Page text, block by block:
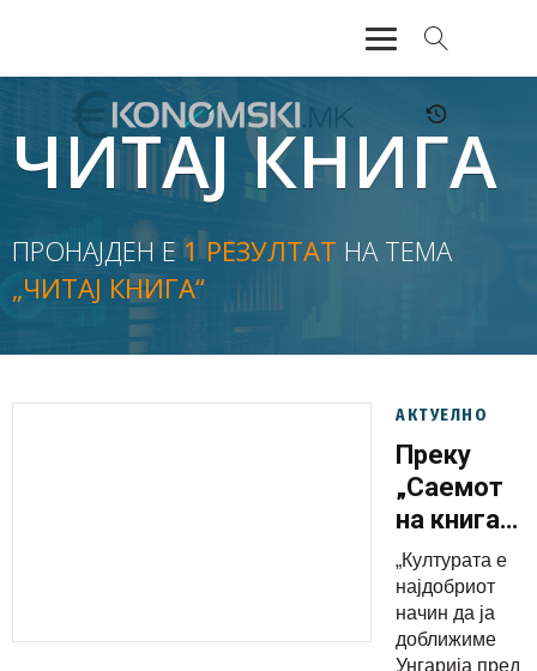
АКТУЕЛНО
ЕКОНОМИЈА
ФИНАНСИИ
БАНКАРСТВО
ЖИВОТ
ЧИТАЈ КНИГА
ПРОНАЈДЕН Е1 РЕЗУЛТАТ НА ТЕМА
„ЧИТАЈ КНИГА“
АКТУЕЛНО
Преку
„Саемот
на книга“
Унгарија
ќе ја
потврди
успешната
„Културата е
најдобриот
начин да ја
доближиме
Унгарија пред